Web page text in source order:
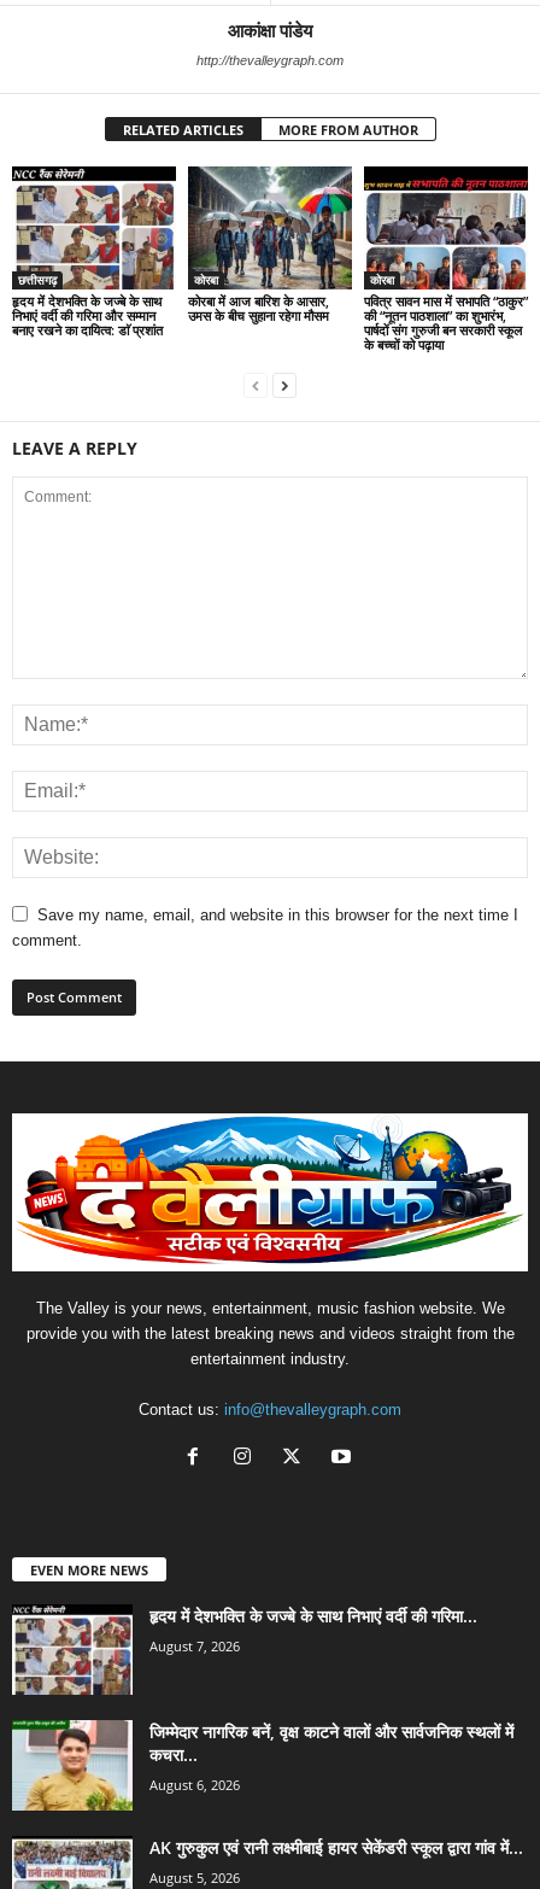
आकांक्षा पांडेय
http://thevalleygraph.com
RELATED ARTICLES MORE FROM AUTHOR
छत्तीसगढ़
हृदय में देशभक्ति के जज्बे के साथ
निभाएं वर्दी की गरिमा और सम्मान
बनाए रखने का दायित्व: डाॅ प्रशांत
कोरबा
कोरबा में आज बारिश के आसार,
उमस के बीच सुहाना रहेगा मौसम
कोरबा
पवित्र सावन मास में सभापति “ठाकुर”
की “नूतन पाठशाला” का शुभारंभ,
पार्षदों संग गुरुजी बन सरकारी स्कूल
के बच्चों को पढ़ाया
LEAVE A REPLY
Save my name, email, and website in this browser for the next time I
comment.
The Valley is your news, entertainment, music fashion website. We
provide you with the latest breaking news and videos straight from the
entertainment industry.
Contact us: info@thevalleygraph.com
EVEN MORE NEWS
हृदय में देशभक्ति के जज्बे के साथ निभाएं वर्दी की गरिमा...
August 7, 2026
जिम्मेदार नागरिक बनें, वृक्ष काटने वालों और सार्वजनिक स्थलों में
कचरा...
August 6, 2026
AK गुरुकुल एवं रानी लक्ष्मीबाई हायर सेकेंडरी स्कूल द्वारा गांव में...
August 5, 2026